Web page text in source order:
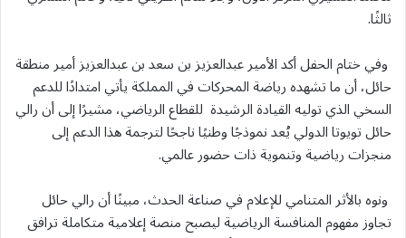
ثالثًا.
وفي ختام الحفل أكد الأمير عبدالعزيز بن سعد بن عبدالعزيز أمير منطقة
حائل، أن ما تشهده رياضة المحركات في المملكة يأتي امتدادًا للدعم
السخي الذي توليه القيادة الرشيدة للقطاع الرياضي، مشيرًا إلى أن رالي
حائل تويوتا الدولي يُعد نموذجًا وطنيًا ناجحًا لترجمة هذا الدعم إلى
منجزات رياضية وتنموية ذات حضور عالمي.
ونوه بالأثر المتنامي للإعلام في صناعة الحدث، مبينًا أن رالي حائل
تجاوز مفهوم المنافسة الرياضية ليصبح منصة إعلامية متكاملة ترافق